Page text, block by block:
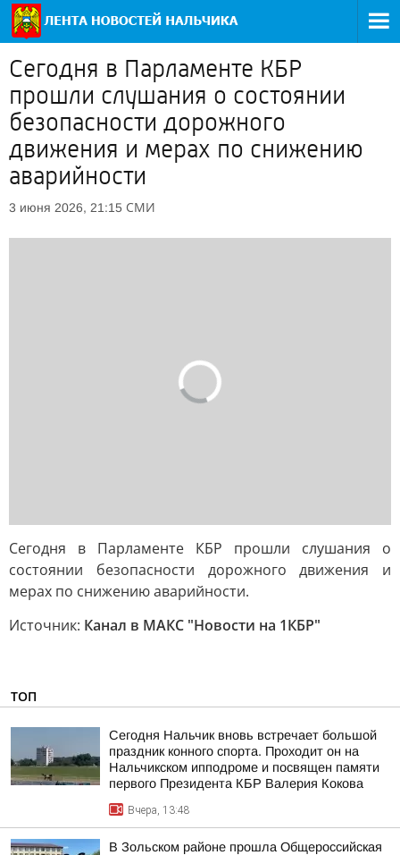
Сегодня в Парламенте КБР
прошли слушания о состоянии
безопасности дорожного
движения и мерах по снижению
аварийности
3 июня 2026, 21:15 СМИ
Сегодня в Парламенте КБР прошли слушания о
состоянии безопасности дорожного движения и
мерах по снижению аварийности.
Источник: Канал в МАКС "Новости на 1КБР"
ТОП
Сегодня Нальчик вновь встречает большой
праздник конного спорта. Проходит он на
Нальчикском ипподроме и посвящен памяти
первого Президента КБР Валерия Кокова
Вчера, 13:48
В Зольском районе прошла Общероссийская